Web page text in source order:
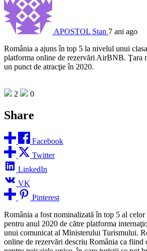
APOSTOL Stan 7 ani ago
România a ajuns în top 5 la nivelul unui
platforma online de rezervări AirBNB. Ţara
un punct de atracţie în 2020.
2 0
Share
Facebook
Twitter
LinkedIn
VK
Pinterest
România a fost nominalizată în top 5 al celor
pentru anul 2020 de către platforma
unui comunicat al Ministerului Turismului.
online de rezervări descriu România ca fiind